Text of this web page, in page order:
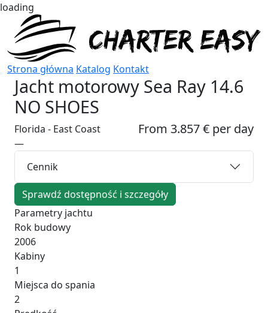
loading
Strona główna Katalog Kontakt
Jacht motorowy Sea Ray 14.6
NO SHOES
From 3.857 € per day
Florida - East Coast
—
Cennik
Sprawdź dostępność i szczegóły
Parametry jachtu
Rok budowy
2006
Kabiny
1
Miejsca do spania
2